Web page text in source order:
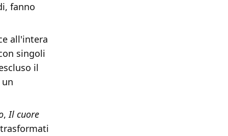
fanno
all'intera
singoli
il
, Il cuore